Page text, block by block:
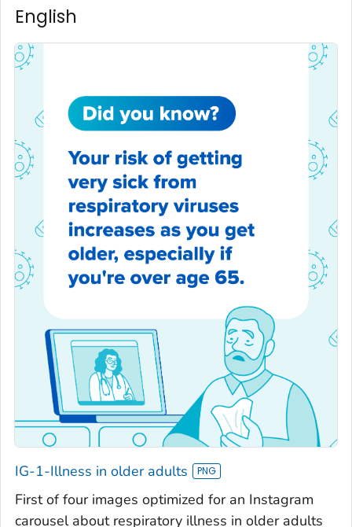
English
IG-1-Illness in older adults
First of four images optimized for an Instagram
carousel about respiratory illness in older adults